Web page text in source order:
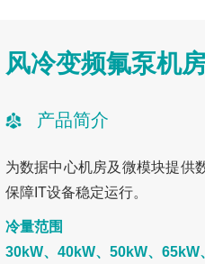
风冷变频氟泵机
产品简介
为数据中心机房及微模块提供
保障IT设备稳定运行。
冷量范围
30kW、40kW、50kW、65kW